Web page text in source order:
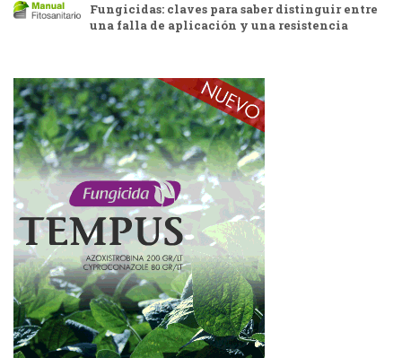
Fungicidas: claves para saber distinguir entre
una falla de aplicación y una resistencia